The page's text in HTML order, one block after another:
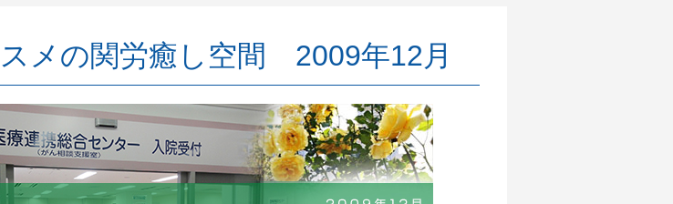
メの関労癒し空間 2009年12月